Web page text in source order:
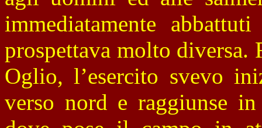
immediatamente
prospettava molto diversa.
Oglio, l’esercito svevo
verso nord e raggiunse